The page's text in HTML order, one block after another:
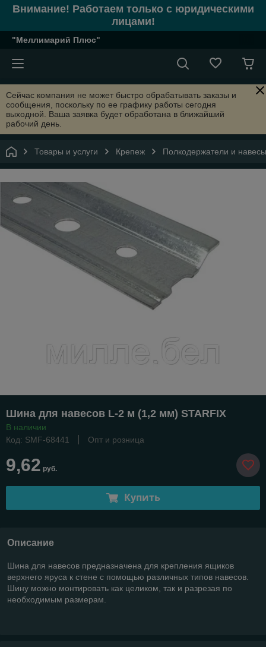
Внимание! Работаем только с юридическими
лицами!
"Меллимарий Плюс"
Сейчас компания не может быстро обрабатывать заказы и
сообщения, поскольку по ее графику работы сегодня
выходной. Ваша заявка будет обработана в ближайший
рабочий день.
Товары и услуги Крепеж Полкодержатели и навесы
Шина для навесов L-2 м (1,2 мм) STARFIX
В наличии
Код: SMF-68441
Опт и розница
9,62 руб.
Купить
Описание
Шина для навесов предназначена для крепления ящиков
верхнего яруса к стене с помощью различных типов навесов.
Шину можно монтировать как целиком, так и разрезая по
необходимым размерам.